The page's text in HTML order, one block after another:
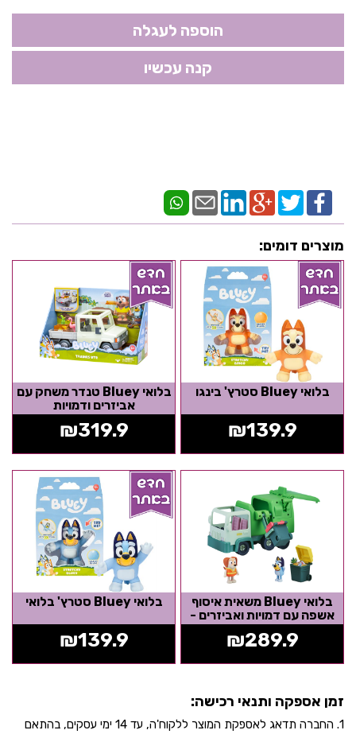
מוצרים דומים:
בלואי Bluey סטרץ' בינגו
₪139.9
בלואי Bluey טנדר משחק עם
אביזרים ודמויות
₪319.9
בלואי Bluey משאית איסוף
אשפה עם דמויות ואביזרים -
ערכת משחק
₪289.9
בלואי Bluey סטרץ' בלואי
₪139.9
זמן אספקה ותנאי רכישה:
1. החברה תדאג לאספקת המוצר ללקוח'ה, עד 14 ימי עסקים, בהתאם